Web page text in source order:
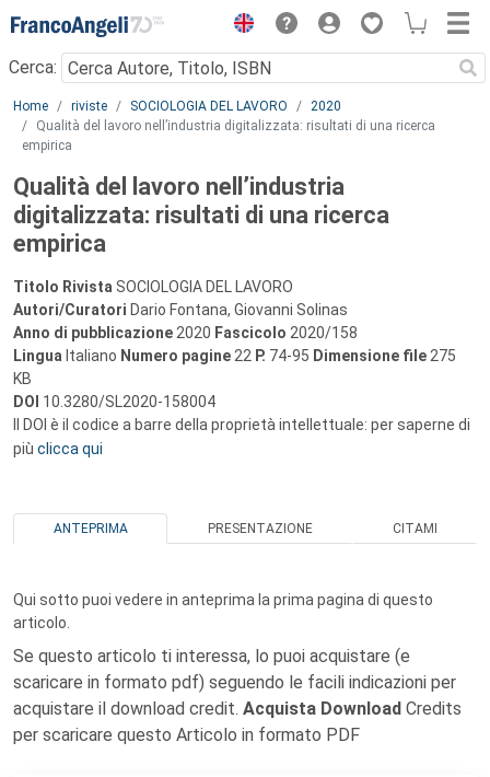
Menu
Cerca:
Main content
Home riviste SOCIOLOGIA DEL LAVORO
2020
Qualità del lavoro nell’industria digitalizzata: risultati di una ricerca
empirica
Qualità del lavoro nell’industria
digitalizzata: risultati di una ricerca
empirica
Titolo Rivista SOCIOLOGIA DEL LAVORO
Autori/Curatori Dario Fontana, Giovanni Solinas
Anno di pubblicazione 2020 Fascicolo 2020/158
Lingua Italiano Numero pagine 22 P. 74-95 Dimensione file 275
KB
DOI 10.3280/SL2020-158004
Il DOI è il codice a barre della proprietà intellettuale: per saperne di
più clicca qui
ANTEPRIMA PRESENTAZIONE CITAMI
Qui sotto puoi vedere in anteprima la prima pagina di questo
articolo.
Se questo articolo ti interessa, lo puoi acquistare (e
scaricare in formato pdf) seguendo le facili indicazioni per
acquistare il download credit. Acquista Download Credits
per scaricare questo Articolo in formato PDF